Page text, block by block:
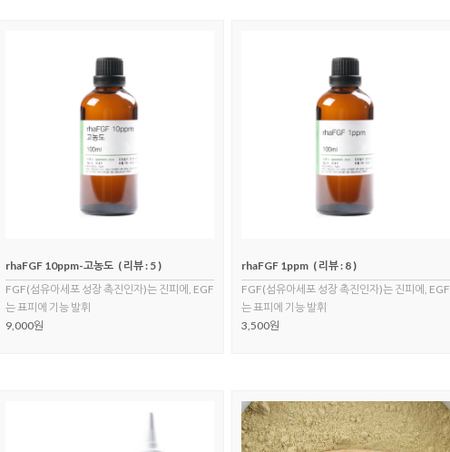
rhaFGF 10ppm-고농도 ( 리뷰 : 5 )
FGF(섬유아세포 성장 촉진인자)는 진피에, EGF
는 표피에 기능 발휘
9,000원
rhaFGF 1ppm ( 리뷰 : 8 )
FGF(섬유아세포 성장 촉진인자)는 진피에, EGF
는 표피에 기능 발휘
3,500원